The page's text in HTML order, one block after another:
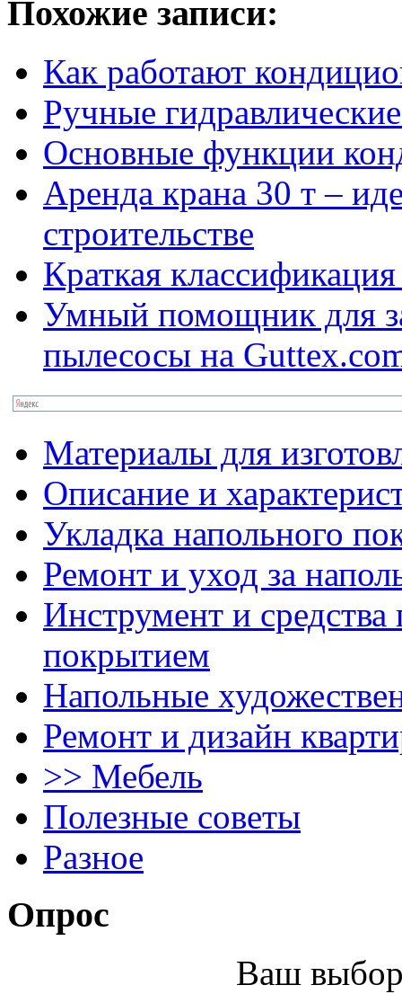
Похожие записи:
Как работают
Ручные
Основные функции
Аренда крана 30 т –
строительстве
Краткая классификация
Умный помощник для
пылесосы на
Материалы для
Описание и
Укладка напольного
Ремонт и уход за
Инструмент и
покрытием
Напольные
Ремонт и дизайн
>> Мебель
Полезные советы
Разное
Опрос
Ваш выбор